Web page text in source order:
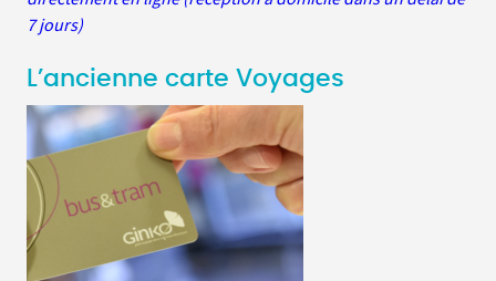
7 jours)
L’ancienne carte Voyages